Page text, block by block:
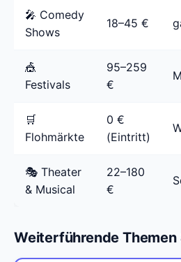
🎤 Comedy
Shows
18–45 €
🎪
Festivals
95–259
€
🛒
Flohmärkte
0 €
(Eintritt)
🎭 Theater
& Musical
22–180
€
Weiterführende Themen